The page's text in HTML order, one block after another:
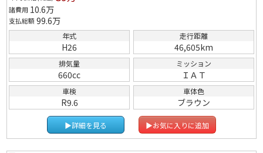
諸費用 10.6万
支払総額 99.6万
年式
H26
走行距離
46,605km
排気量
660cc
ミッション
ＩＡＴ
車検
R9.6
車体色
ブラウン
▶詳細を見る ▶お気に入りに追加